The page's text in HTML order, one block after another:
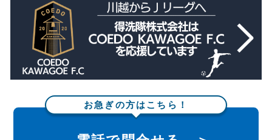
お急ぎの方はこちら！